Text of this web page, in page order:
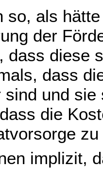
so, als
der
dass diese
dass
sind und
die
implizit,